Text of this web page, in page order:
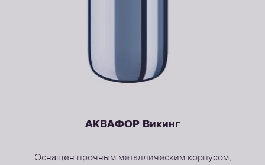
АКВАФОР Викинг
Оснащен прочным металлическим корпусом,